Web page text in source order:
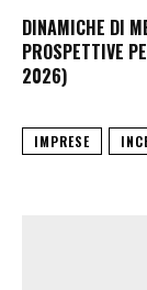
DINAMICHE DI
PROSPETTIVE
2026)
IMPRESE